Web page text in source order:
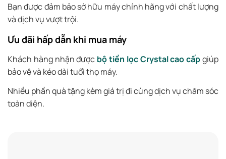
Bạn được đảm bảo sở hữu máy chính hãng với chất lượng
và dịch vụ vượt trội.
Ưu đãi hấp dẫn khi mua máy
Khách hàng nhận được bộ tiền lọc Crystal cao cấpgiúp
bảo vệ và kéo dài tuổi thọ máy.
Nhiều phần quà tặng kèm giá trị đi cùng dịch vụ chăm sóc
toàn diện.